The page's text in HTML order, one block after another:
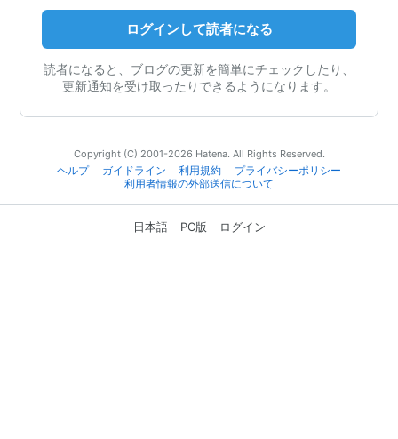
ログインして読者になる
読者になると、ブログの更新を簡単にチェックしたり、
更新通知を受け取ったりできるようになります。
Copyright (C) 2001-2026 Hatena. All Rights Reserved.
ヘルプ
ガイドライン 利用規約
プライバシーポリシー
利用者情報の外部送信について
日本語 PC版 ログイン